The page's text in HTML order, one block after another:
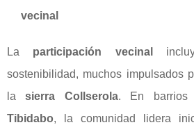
vecinal
La participación vecinal
sostenibilidad, muchos impulsados
lasierra Collserola. En barrios
Tibidabo, la comunidad lidera